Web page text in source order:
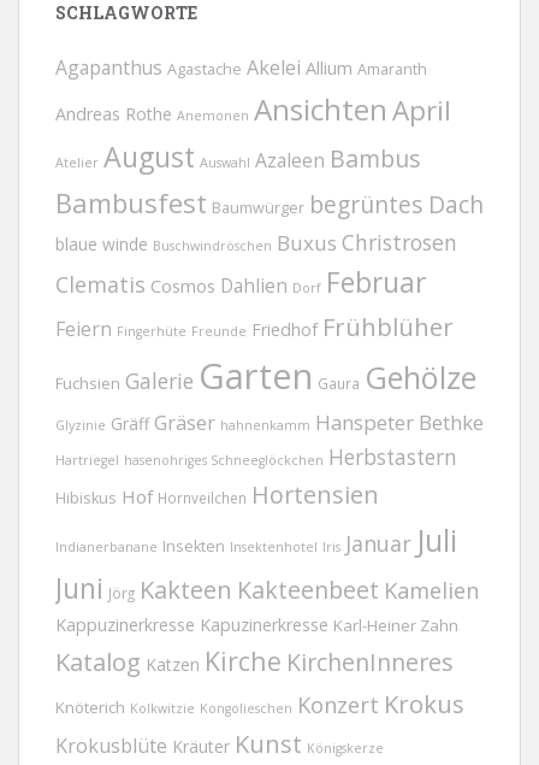
SCHLAGWORTE
Agapanthus Agastache Akelei Allium Amaranth
Andreas Rothe Anemonen AnsichtenApril
Atelier August Auswahl Azaleen Bambus
Bambusfest Baumwürger begrüntes Dach
blaue winde Buschwindröschen Buxus Christrosen
Clematis Cosmos Dahlien Dorf Februar
Feiern Fingerhüte Freunde Friedhof Frühblüher
Fuchsien Galerie Garten Gaura Gehölze
Glyzinie Gräff Gräser hahnenkamm Hanspeter Bethke
Hartriegel hasenohriges Schneeglöckchen Herbstastern
Hibiskus Hof Hornveilchen Hortensien
Indianerbanane Insekten Insektenhotel Iris Januar Juli
Juni Jörg Kakteen Kakteenbeet Kamelien
Kappuzinerkresse Kapuzinerkresse Karl-Heiner Zahn
Katalog Katzen Kirche KirchenInneres
Knöterich Kolkwitzie Kongolieschen Konzert Krokus
Krokusblüte Kräuter Kunst Königskerze